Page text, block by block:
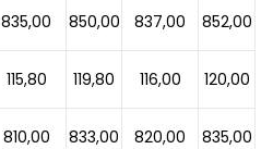
835,00 850,00 837,00 852,00
115,80 119,80 116,00 120,00
810,00 833,00 820,00 835,00